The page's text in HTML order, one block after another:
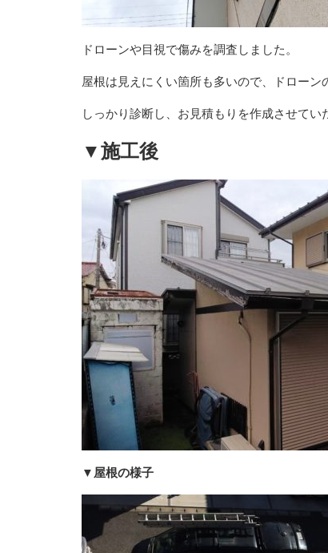
ドローンや目視で傷みを調査しました。
屋根は見えにくい箇所も多いので、ドローン
しっかり診断し、お見積もりを作成させてい
▼施工後
▼屋根の様子